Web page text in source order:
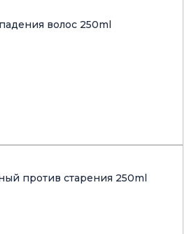
волос 250ml
против старения 250ml